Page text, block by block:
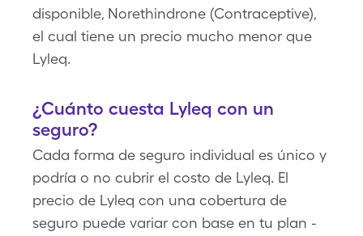
disponible, Norethindrone (Contraceptive),
el cual tiene un precio mucho menor que
Lyleq.
¿Cuánto cuesta Lyleq con un
seguro?
Cada forma de seguro individual es único y
podría o no cubrir el costo de Lyleq. El
precio de Lyleq con una cobertura de
seguro puede variar con base en tu plan -